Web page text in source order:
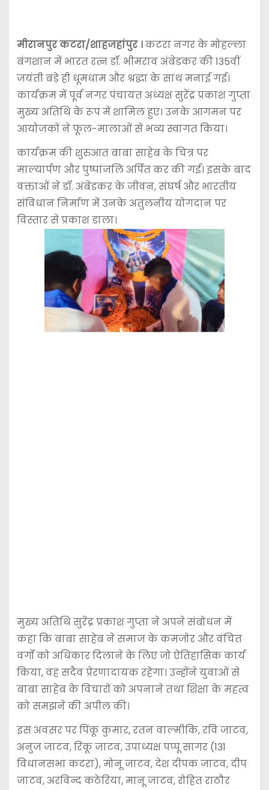
मीरानपुर कटरा/शाहजहांपुर ।कटरा नगर के मोहल्ला
बंगशान में भारत रत्नडॉ. भीमराव अंबेडकरकी 135वीं
जयंती बड़े ही धूमधाम और श्रद्धा के साथ मनाई गई।
कार्यक्रम में पूर्व नगर पंचायत अध्यक्ष सुरेंद्र प्रकाश गुप्ता
मुख्य अतिथि के रूप में शामिल हुए। उनके आगमन पर
आयोजकों ने फूल-मालाओं से भव्य स्वागत किया।
कार्यक्रम की शुरुआत बाबा साहेब के चित्र पर
माल्यार्पण और पुष्पांजलि अर्पित कर की गई। इसके बाद
वक्ताओं ने डॉ. अंबेडकर के जीवन, संघर्ष और भारतीय
संविधान निर्माण में उनके अतुलनीय योगदान पर
विस्तार से प्रकाश डाला।
मुख्य अतिथि सुरेंद्र प्रकाश गुप्ता ने अपने संबोधन में
कहा कि बाबा साहेब ने समाज के कमजोर और वंचित
वर्गों को अधिकार दिलाने के लिए जो ऐतिहासिक कार्य
किया, वह सदैव प्रेरणादायक रहेगा। उन्होंने युवाओं से
बाबा साहेब के विचारों को अपनाने तथा शिक्षा के महत्व
को समझने की अपील की।
इस अवसर पर पिंकू कुमार, रतन वाल्मीकि, रवि जाटव,
अनुज जाटव, रिंकू जाटव, उपाध्यक्ष पप्पू सागर (131
विधानसभा कटरा), मोनू जाटव, देश दीपक जाटव, दीप
जाटव, अरविन्द कठेरिया, मानू जाटव, रोहित राठौर